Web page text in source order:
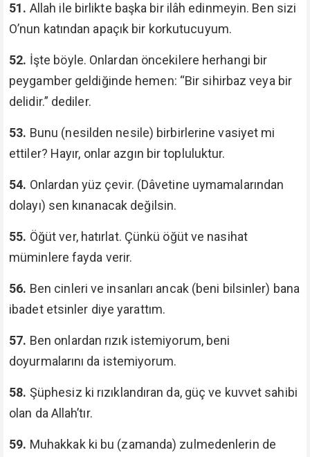
51. Allah ile birlikte başka bir ilâh edinmeyin. Ben sizi
O’nun katından apaçık bir korkutucuyum.
52. İşte böyle. Onlardan öncekilere herhangi bir
peygamber geldiğinde hemen: “Bir sihirbaz veya bir
delidir.” dediler.
53. Bunu (nesilden nesile) birbirlerine vasiyet mi
ettiler? Hayır, onlar azgın bir topluluktur.
54. Onlardan yüz çevir. (Dâvetine uymamalarından
dolayı) sen kınanacak değilsin.
55. Öğüt ver, hatırlat. Çünkü öğüt ve nasihat
müminlere fayda verir.
56. Ben cinleri ve insanları ancak (beni bilsinler) bana
ibadet etsinler diye yarattım.
57. Ben onlardan rızık istemiyorum, beni
doyurmalarını da istemiyorum.
58. Şüphesiz ki rızıklandıran da, güç ve kuvvet sahibi
olan da Allah’tır.
59. Muhakkak ki bu (zamanda) zulmedenlerin de